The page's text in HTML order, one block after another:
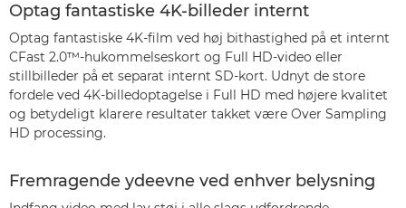
Optag fantastiske 4K-billeder internt
Optag fantastiske 4K-film ved høj bithastighed på et internt
CFast 2.0™-hukommelseskort og Full HD-video eller
stillbilleder på et separat internt SD-kort. Udnyt de store
fordele ved 4K-billedoptagelse i Full HD med højere kvalitet
og betydeligt klarere resultater takket være Over Sampling
HD processing.
Fremragende ydeevne ved enhver belysning